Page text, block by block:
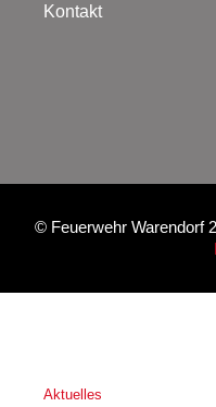
Kontakt
© Feuerwehr Warendorf
Aktuelles